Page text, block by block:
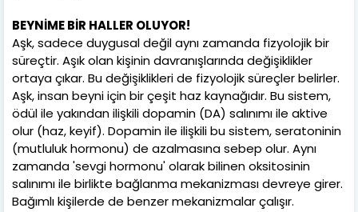
BEYNİME BİR HALLER OLUYOR!
Aşk, sadece duygusal değil aynı zamanda fizyolojik bir
süreçtir. Aşık olan kişinin davranışlarında değişiklikler
ortaya çıkar. Bu değişiklikleri de fizyolojik süreçler belirler.
Aşk, insan beyni için bir çeşit haz kaynağıdır. Bu sistem,
ödül ile yakından ilişkili dopamin (DA) salınımı ile aktive
olur (haz, keyif). Dopamin ile ilişkili bu sistem, seratoninin
(mutluluk hormonu) de azalmasına sebep olur. Aynı
zamanda 'sevgi hormonu' olarak bilinen oksitosinin
salınımı ile birlikte bağlanma mekanizması devreye girer.
Bağımlı kişilerde de benzer mekanizmalar çalışır.